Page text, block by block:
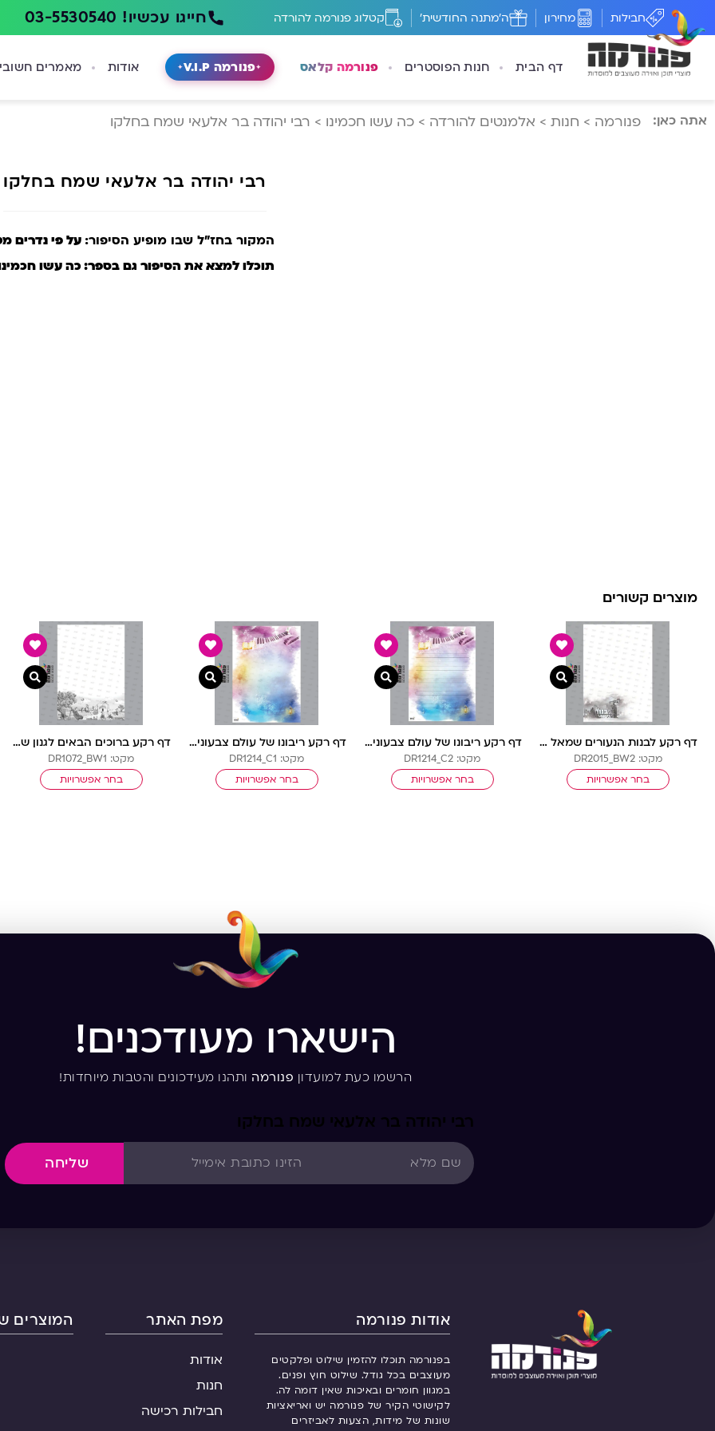
חבילות מחירון ה'מתנה החודשית' קטלוג פנורמה להורדה חייגו עכשיו! 03-5530540
דף הבית חנות הפוסטרים פנורמה קלאס פנורמה V.I.P אודות מאמרים
אתה כאן: פנורמה > חנות > אלמנטים להורדה > כה עשו חכמינו > רבי יהודה בר אלעאי שמח בחלקו
רבי יהודה בר אלעאי שמח בחלקו
המקור בחז”ל שבו מופיע הסיפור: על פי נדרים
תוכלו למצא את הסיפור גם בספר:כה עשו חכמינו עמ’
מוצרים קשורים
דף רקע לבנות הנעורים שמאל ש-ל בלי שורות
מקט: DR2015_BW2
בחר אפשרויות
דף רקע ריבונו של עולם צבעוני עם שורות
מקט: DR1214_C2
בחר אפשרויות
דף רקע ריבונו של עולם צבעוני בלי שורות
מקט: DR1214_C1
בחר אפשרויות
דף רקע ברוכים הבאים לגנון ש”ל בלי שורות
מקט: DR1072_BW1
בחר אפשרויות
הישארו מעודכנים!
הרשמו כעת למועדון פנורמה ותהנו מעידכונים והטבות מיוחדות!
רבי יהודה בר אלעאי שמח בחלקו
שליחה
אודות פנורמה
בפנורמה תוכלו להזמין שילוט ופלקטים
מעוצבים בכל גודל. שילוט חוץ ופנים.
במגוון חומרים ובאיכות שאין דומה לה.
לקישוטי הקיר של פנורמה יש ואריאציות
שונות של מידות, הצעות לאביזרים
מפת האתר
אודות
חנות
חבילות רכישה
המוצרים